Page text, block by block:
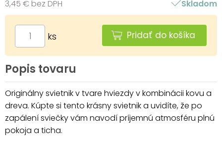
3,45 € bez DPH
Skladom
ks Pridať do košíka
Popis tovaru
Originálny svietnik v tvare hviezdy v kombinácii kovu a
dreva. Kúpte si tento krásny svietnik a uvidíte, že po
zapálení sviečky vám navodí príjemnú atmosféru plnú
pokoja a ticha.